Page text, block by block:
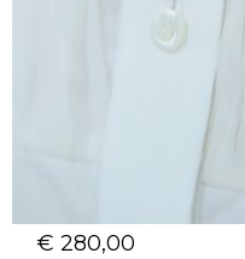
€ 280,00